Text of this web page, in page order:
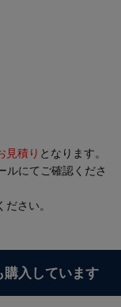
見積り となります。
ルにてご確認くださ
ださい。
購入しています